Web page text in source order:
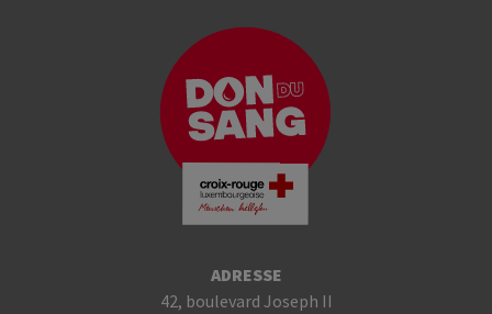
ADRESSE
42, boulevard Joseph II